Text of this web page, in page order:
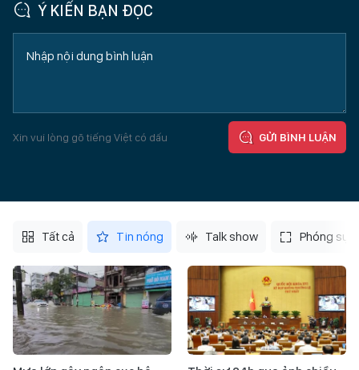
Ý KIẾN BẠN ĐỌC
Xin vui lòng gõ tiếng Việt có dấu GỬI BÌNH LUẬN
Tất cả Tin nóng Talk show Phóng sự